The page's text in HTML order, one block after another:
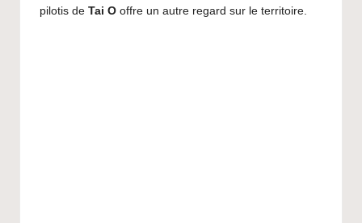
pilotis de Tai O offre un autre regard sur le territoire.